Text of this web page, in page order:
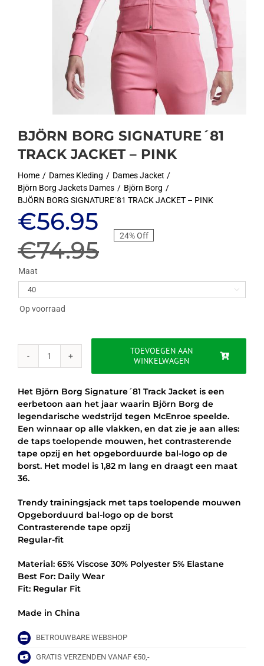
BJÖRN BORG SIGNATURE´81
TRACK JACKET – PINK
Home Dames Kleding
Dames Jacket
Björn Borg Jackets Dames
Björn Borg
BJÖRN BORG SIGNATURE´81 TRACK JACKET – PINK
€74.95
Oorspronkelijke
prijs
was:
€74.95.
€56.95
Huidige
prijs
is:
€56.95.
24% Off
Maat

Op voorraad
BJÖRN
SIGNATURE
TRACK
PINK
aantal
TOEVOEGEN AAN
WINKELWAGEN
Het Björn Borg Signature´81 Track Jacket is een
eerbetoon aan het jaar waarin Björn Borg de
legendarische wedstrijd tegen McEnroe speelde.
Een winnaar op alle vlakken, en dat zie je aan alles:
de taps toelopende mouwen, het contrasterende
tape opzij en het opgeborduurde bal-logo op de
borst. Het model is 1,82 m lang en draagt een maat
36.
Trendy trainingsjack met taps toelopende mouwen
Opgeborduurd bal-logo op de borst
Contrasterende tape opzij
Regular-fit
Material: 65% Viscose 30% Polyester 5% Elastane
Best For: Daily Wear
Fit: Regular Fit
Made in China
BETROUWBARE WEBSHOP
GRATIS VERZENDEN VANAF €50,-